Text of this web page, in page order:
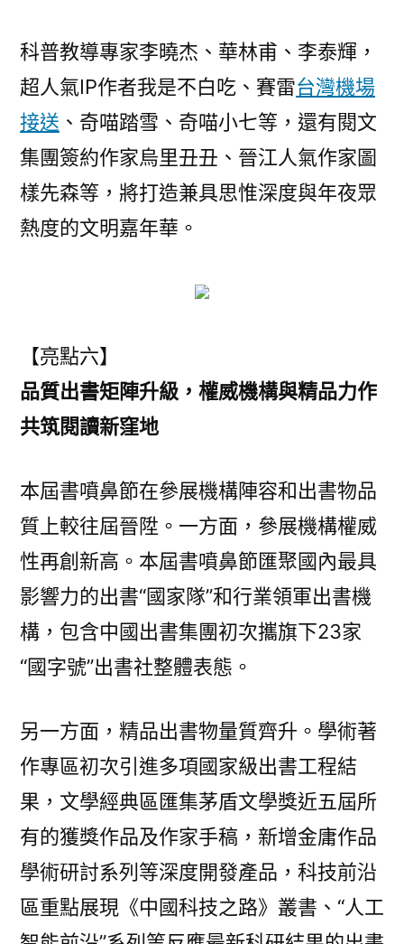
科普教導專家李曉杰、華林甫、李泰輝，
超人氣IP作者我是不白吃、賽雷台灣機場
接送 、奇喵踏雪、奇喵小七等，還有閱文
集團簽約作家烏里丑丑、晉江人氣作家圖
樣先森等，將打造兼具思惟深度與年夜眾
熱度的文明嘉年華。
【亮點六】
品質出書矩陣升級，權威機構與精品力作
共筑閱讀新窪地
本屆書噴鼻節在參展機構陣容和出書物品
質上較往屆晉陞。一方面，參展機構權威
性再創新高。本屆書噴鼻節匯聚國內最具
影響力的出書“國家隊”和行業領軍出書機
構，包含中國出書集團初次攜旗下23家
“國字號”出書社整體表態。
另一方面，精品出書物量質齊升。學術著
作專區初次引進多項國家級出書工程結
果，文學經典區匯集茅盾文學獎近五屆所
有的獲獎作品及作家手稿，新增金庸作品
學術研討系列等深度開發產品，科技前沿
區重點展現《中國科技之路》叢書、“人工